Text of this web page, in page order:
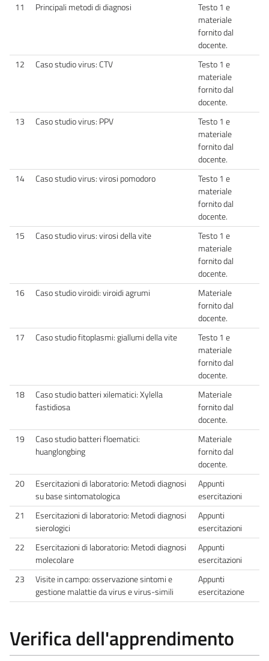
11
Principali metodi di diagnosi
Testo 1 e
materiale
fornito dal
docente.
12
Caso studio virus: CTV
Testo 1 e
materiale
fornito dal
docente.
13
Caso studio virus: PPV
Testo 1 e
materiale
fornito dal
docente.
14
Caso studio virus: virosi pomodoro
Testo 1 e
materiale
fornito dal
docente.
15
Caso studio virus: virosi della vite
Testo 1 e
materiale
fornito dal
docente.
16
Caso studio viroidi: viroidi agrumi
Materiale
fornito dal
docente.
17
Caso studio fitoplasmi: giallumi della vite
Testo 1 e
materiale
fornito dal
docente.
18
Caso studio batteri xilematici: Xylella
fastidiosa
Materiale
fornito dal
docente.
19
Caso studio batteri floematici:
huanglongbing
Materiale
fornito dal
docente.
20
Esercitazioni di laboratorio: Metodi diagnosi
su base sintomatologica
Appunti
esercitazioni
21
Esercitazioni di laboratorio: Metodi diagnosi
sierologici
Appunti
esercitazioni
22
Esercitazioni di laboratorio: Metodi diagnosi
molecolare
Appunti
esercitazioni
23
Visite in campo: osservazione sintomi e
gestione malattie da virus e virus-simili
Appunti
esercitazione
Verifica dell'apprendimento